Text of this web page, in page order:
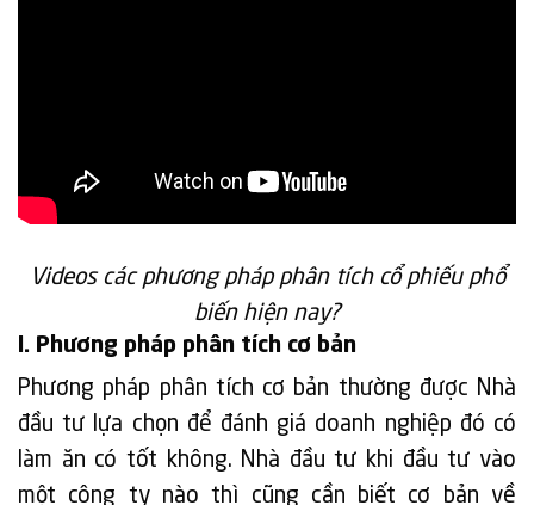
Videos các phương pháp phân tích cổ phiếu phổ
biến hiện nay?
I. Phương pháp phân tích cơ bản
Phương pháp phân tích cơ bản thường được Nhà
đầu tư lựa chọn để đánh giá doanh nghiệp đó có
làm ăn có tốt không. Nhà đầu tư khi đầu tư vào
một công ty nào thì cũng cần biết cơ bản về